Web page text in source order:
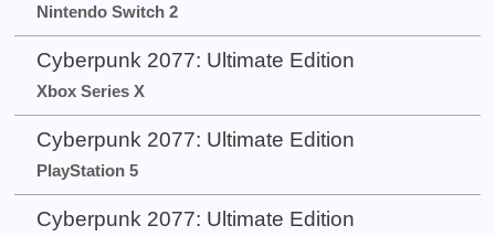
Nintendo Switch 2
Cyberpunk 2077: Ultimate Edition
Xbox Series X
Cyberpunk 2077: Ultimate Edition
PlayStation 5
Cyberpunk 2077: Ultimate Edition